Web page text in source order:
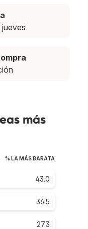
jueves
más
% LA MÁS BARATA
43.0
36.5
27.3